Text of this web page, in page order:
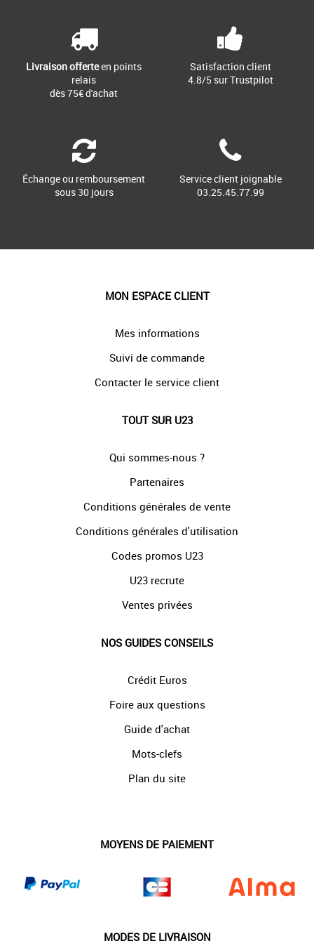
Livraison offerteen points
relais
dès 75€ d'achat
Satisfaction client
4.8/5 sur Trustpilot
Échange ou remboursement
sous 30 jours
Service client joignable
03.25.45.77.99
MON ESPACE CLIENT
Mes informations
Suivi de commande
Contacter le service client
TOUT SUR U23
Qui sommes-nous ?
Partenaires
Conditions générales de vente
Conditions générales d'utilisation
Codes promos U23
U23 recrute
Ventes privées
NOS GUIDES CONSEILS
Crédit Euros
Foire aux questions
Guide d'achat
Mots-clefs
Plan du site
MOYENS DE PAIEMENT
MODES DE LIVRAISON